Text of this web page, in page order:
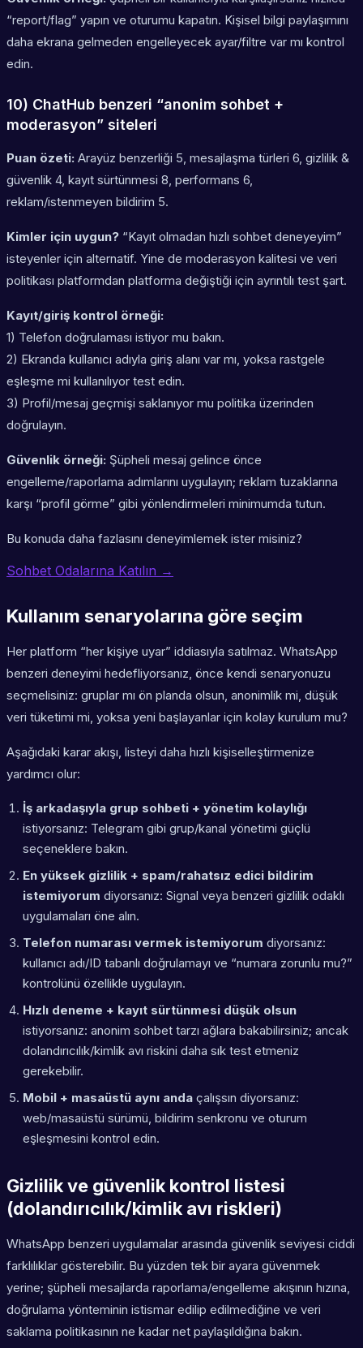
“report/flag” yapın ve oturumu kapatın. Kişisel bilgi paylaşımını
daha ekrana gelmeden engelleyecek ayar/filtre var mı kontrol
edin.
10) ChatHub benzeri “anonim sohbet +
moderasyon” siteleri
Puan özeti: Arayüz benzerliği 5, mesajlaşma türleri 6, gizlilik &
güvenlik 4, kayıt sürtünmesi 8, performans 6,
reklam/istenmeyen bildirim 5.
Kimler için uygun? “Kayıt olmadan hızlı sohbet deneyeyim”
isteyenler için alternatif. Yine de moderasyon kalitesi ve veri
politikası platformdan platforma değiştiği için ayrıntılı test şart.
Kayıt/giriş kontrol örneği:
1) Telefon doğrulaması istiyor mu bakın.
2) Ekranda kullanıcı adıyla giriş alanı var mı, yoksa rastgele
eşleşme mi kullanılıyor test edin.
3) Profil/mesaj geçmişi saklanıyor mu politika üzerinden
doğrulayın.
Güvenlik örneği: Şüpheli mesaj gelince önce
engelleme/raporlama adımlarını uygulayın; reklam tuzaklarına
karşı “profil görme” gibi yönlendirmeleri minimumda tutun.
Bu konuda daha fazlasını deneyimlemek ister misiniz?
Sohbet Odalarına Katılın →
Kullanım senaryolarına göre seçim
Her platform “her kişiye uyar” iddiasıyla satılmaz. WhatsApp
benzeri deneyimi hedefliyorsanız, önce kendi senaryonuzu
seçmelisiniz: gruplar mı ön planda olsun, anonimlik mi, düşük
veri tüketimi mi, yoksa yeni başlayanlar için kolay kurulum mu?
Aşağıdaki karar akışı, listeyi daha hızlı kişiselleştirmenize
yardımcı olur:
İş arkadaşıyla grup sohbeti + yönetim kolaylığı
istiyorsanız: Telegram gibi grup/kanal yönetimi güçlü
seçeneklere bakın.
En yüksek gizlilik + spam/rahatsız edici bildirim
istemiyorum diyorsanız: Signal veya benzeri gizlilik odaklı
uygulamaları öne alın.
Telefon numarası vermek istemiyorum diyorsanız:
kullanıcı adı/ID tabanlı doğrulamayı ve “numara zorunlu mu?”
kontrolünü özellikle uygulayın.
Hızlı deneme + kayıt sürtünmesi düşük olsun
istiyorsanız: anonim sohbet tarzı ağlara bakabilirsiniz; ancak
dolandırıcılık/kimlik avı riskini daha sık test etmeniz
gerekebilir.
Mobil + masaüstü aynı anda çalışsın diyorsanız:
web/masaüstü sürümü, bildirim senkronu ve oturum
eşleşmesini kontrol edin.
Gizlilik ve güvenlik kontrol listesi
(dolandırıcılık/kimlik avı riskleri)
WhatsApp benzeri uygulamalar arasında güvenlik seviyesi ciddi
farklılıklar gösterebilir. Bu yüzden tek bir ayara güvenmek
yerine; şüpheli mesajlarda raporlama/engelleme akışının hızına,
doğrulama yönteminin istismar edilip edilmediğine ve veri
saklama politikasının ne kadar net paylaşıldığına bakın.